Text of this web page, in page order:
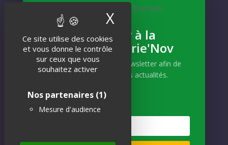
Ce site utilise des cookies
et vous donne le contrôle
sur ceux que vous
souhaitez activer
Nos partenaires (1)
Mesure d'audience
X Masquer le
Inscrivez-vous
Et recevez notre actualité !
S'INSCRIRE
S'abonner à la
Newsletter Brie'Nov
Abonnez-vous à notre newsletter afin de
recevoir nos dernières actualités.